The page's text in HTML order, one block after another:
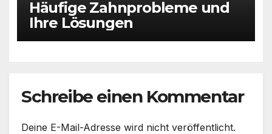
Häufige Zahnprobleme und
Ihre Lösungen
Schreibe einen Kommentar
Deine E-Mail-Adresse wird nicht veröffentlicht.